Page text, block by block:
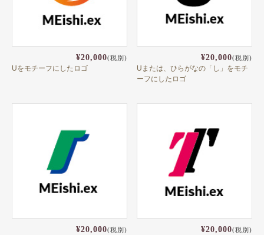
¥20,000(税別)
Uをモチーフにしたロゴ
¥20,000(税別)
Uまたは、ひらがなの「し」をモチ
ーフにしたロゴ
¥20,000(税別) ¥20,000(税別)